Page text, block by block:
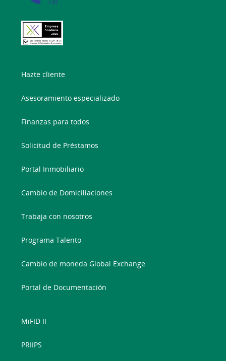
Hazte cliente
Asesoramiento especializado
Finanzas para todos
Solicitud de Préstamos
Portal Inmobiliario
Cambio de Domiciliaciones
Trabaja con nosotros
Programa Talento
Cambio de moneda Global Exchange
Portal de Documentación
MiFID II
PRIIPS